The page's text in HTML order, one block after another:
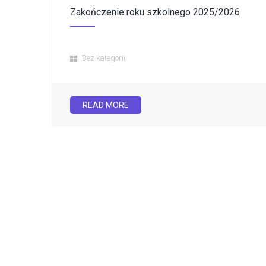
Zakończenie roku szkolnego 2025/2026
Bez kategorii
READ MORE